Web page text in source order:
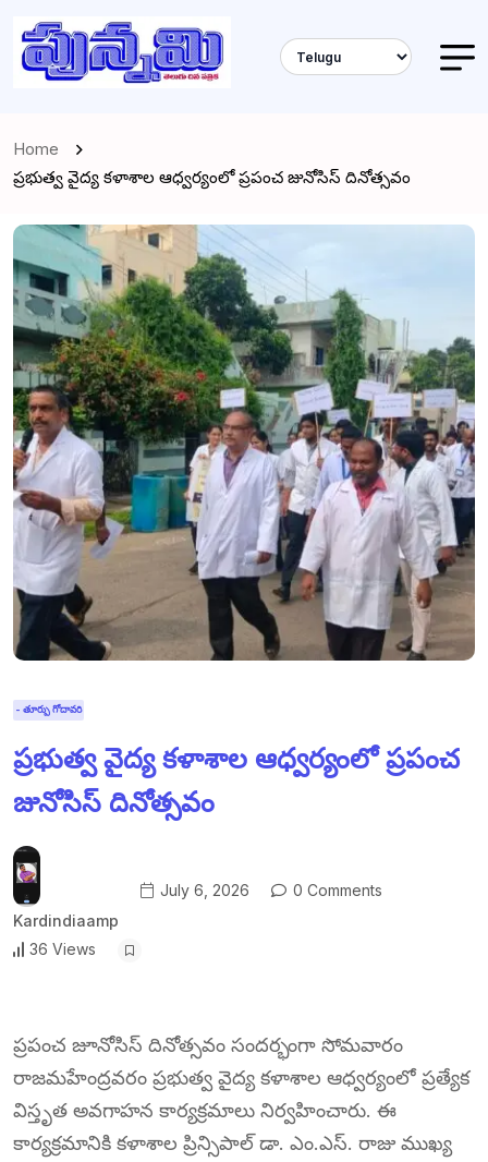
Home
ప్రభుత్వ వైద్య కళాశాల ఆధ్వర్యంలో ప్రపంచ జునోసిస్ దినోత్సవం
- తూర్పు గోదావరి
ప్రభుత్వ వైద్య కళాశాల ఆధ్వర్యంలో ప్రపంచ
జునోసిస్ దినోత్సవం
Kardindiaamp
July 6, 2026 0 Comments
36 Views
ప్రపంచ జూనోసిస్ దినోత్సవం సందర్భంగా సోమవారం
రాజమహేంద్రవరం ప్రభుత్వ వైద్య కళాశాల ఆధ్వర్యంలో ప్రత్యేక
విస్తృత అవగాహన కార్యక్రమాలు నిర్వహించారు. ఈ
కార్యక్రమానికి కళాశాల ప్రిన్సిపాల్ డా. ఎం.ఎస్. రాజు ముఖ్య